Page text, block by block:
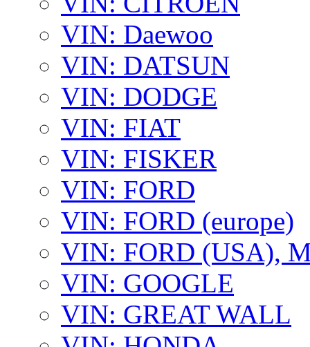
VIN: Daewoo
VIN: DATSUN
VIN: DODGE
VIN: FIAT
VIN: FISKER
VIN: FORD
VIN: FORD (europe)
VIN: FORD (USA),
VIN: GOOGLE
VIN: GREAT WALL